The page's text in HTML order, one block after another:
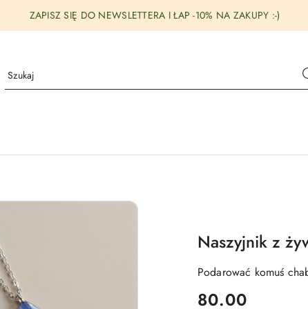
ZAPISZ SIĘ DO NEWSLETTERA I ŁAP -10% NA ZAKUPY :-)
Naszyjnik z
Podarować komuś
cena:
80.00